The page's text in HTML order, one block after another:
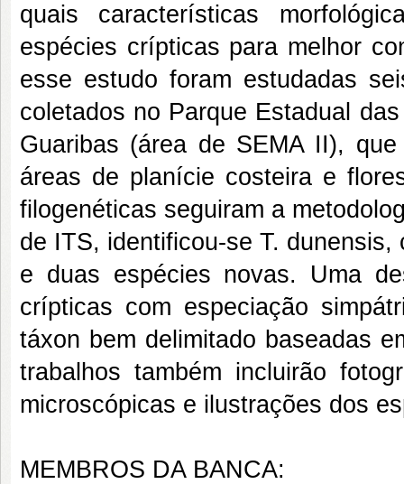
quais características
espécies crípticas para melhor
esse estudo foram estudadas
coletados no Parque Estadual
Guaribas (área de SEMA II),
áreas de planície costeira e
filogenéticas seguiram a
de ITS, identificou-se T.
e duas espécies novas. Uma
crípticas com especiação
táxon bem delimitado baseadas
trabalhos também incluirão
microscópicas e ilustrações dos
MEMBROS DA BANCA: